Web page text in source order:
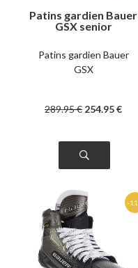
Patins gardien Bauer
GSX senior
Patins gardien Bauer
GSX
289.95€ 254.95€